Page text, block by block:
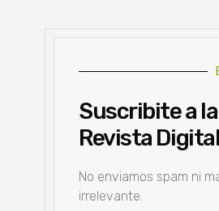
Suscribite a la
Revista Digital
No enviamos spam ni
irrelevante.